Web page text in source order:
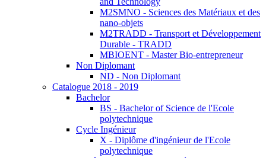
M2SMNO - Sciences des Matériaux et des
nano-objets
M2TRADD - Transport et Développement
Durable - TRADD
MBIOENT - Master Bio-entrepreneur
Non Diplomant
ND - Non Diplomant
Catalogue 2018 - 2019
Bachelor
BS - Bachelor of Science de l'Ecole
polytechnique
Cycle Ingénieur
X - Diplôme d'ingénieur de l'Ecole
polytechnique